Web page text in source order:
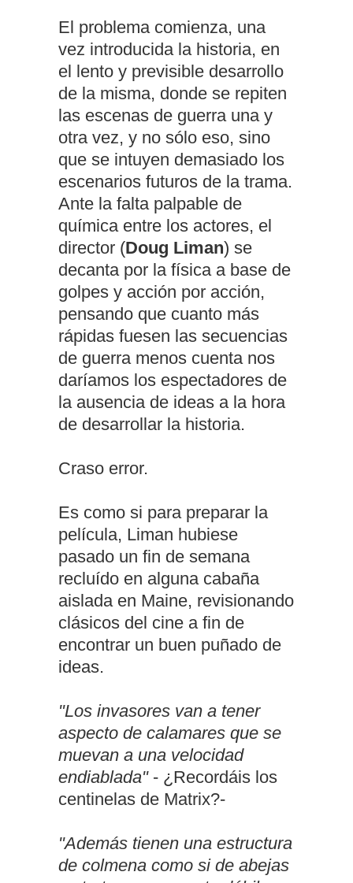
El problema comienza, una
vez introducida la historia, en
el lento y previsible desarrollo
de la misma, donde se repiten
las escenas de guerra una y
otra vez, y no sólo eso, sino
que se intuyen demasiado los
escenarios futuros de la trama.
Ante la falta palpable de
química entre los actores, el
director (Doug Liman) se
decanta por la física a base de
golpes y acción por acción,
pensando que cuanto más
rápidas fuesen las secuencias
de guerra menos cuenta nos
daríamos los espectadores de
la ausencia de ideas a la hora
de desarrollar la historia.
Craso error.
Es como si para preparar la
película, Liman hubiese
pasado un fin de semana
recluído en alguna cabaña
aislada en Maine, revisionando
clásicos del cine a fin de
encontrar un buen puñado de
ideas.
"Los invasores van a tener
aspecto de calamares que se
muevan a una velocidad
endiablada"- ¿Recordáis los
centinelas de Matrix?-
"Además tienen una estructura
de colmena como si de abejas